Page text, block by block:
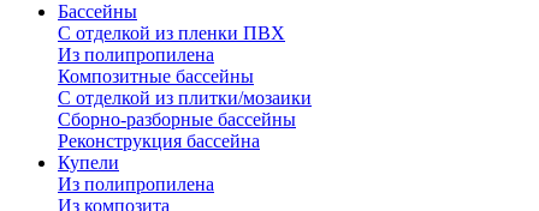
Бассейны
С отделкой из пленки ПВХ
Из полипропилена
Композитные бассейны
С отделкой из плитки/мозаики
Сборно-разборные бассейны
Реконструкция бассейна
Купели
Из полипропилена
Из композита